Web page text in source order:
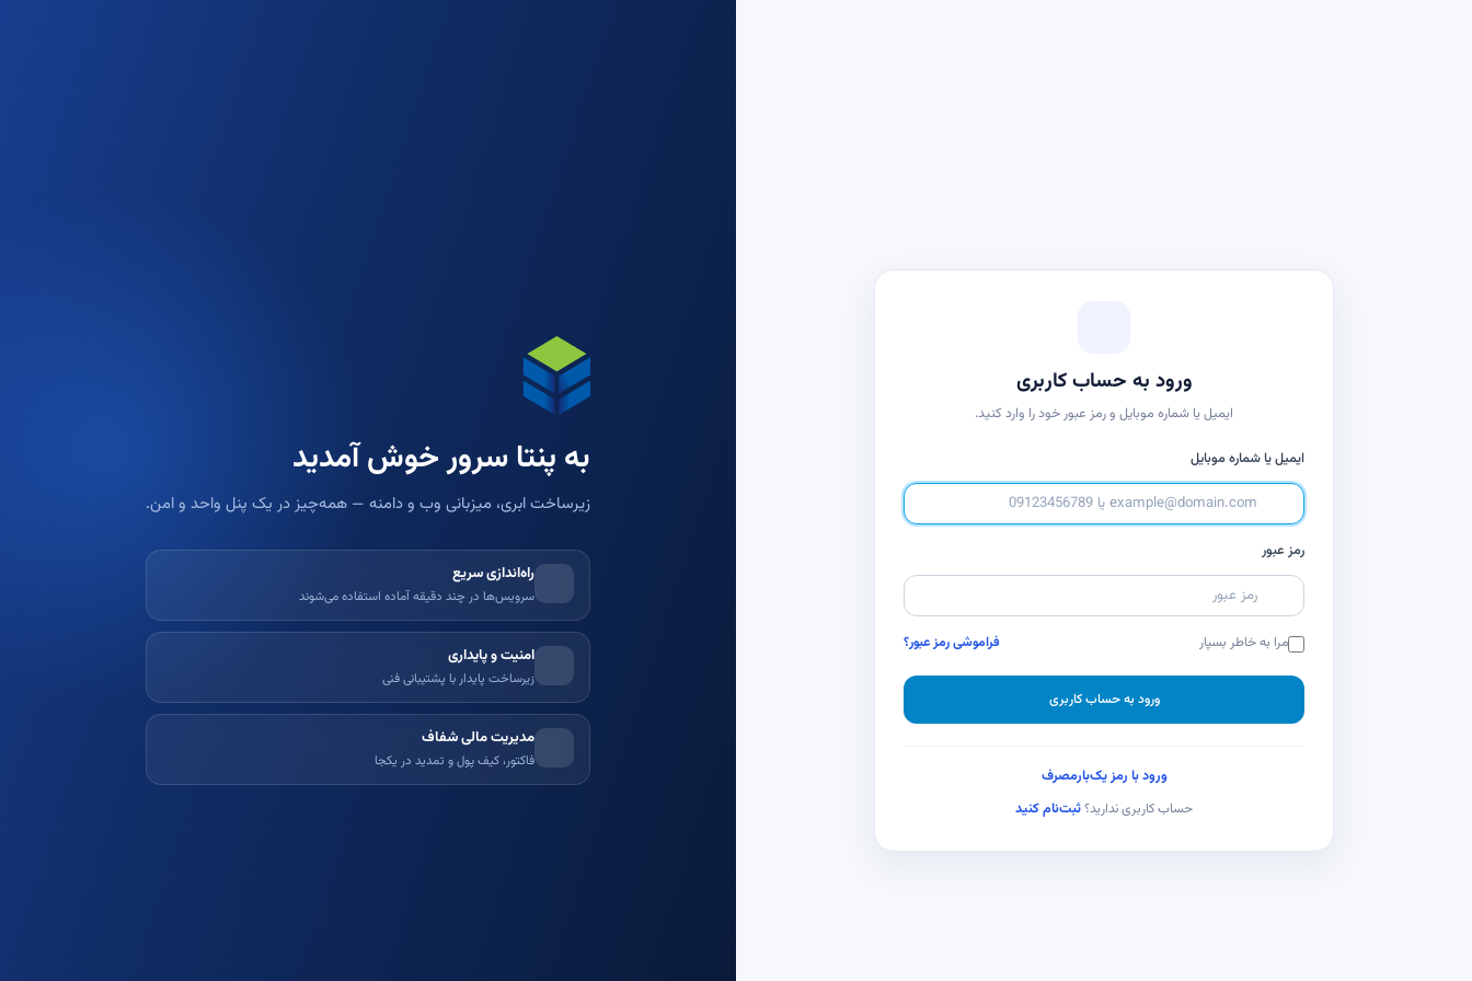
ورود به حساب کاربری
ایمیل یا شماره موبایل و رمز عبور خود را وارد کنید.
ایمیل یا شماره موبایل
رمز عبور
مرا به خاطر بسپار فراموشی رمز عبور؟
ورود به حساب کاربری
ورود با رمز یک‌بارمصرف
حساب کاربری ندارید؟ثبت‌نام کنید
به پنتا سرور خوش آمدید
زیرساخت ابری، میزبانی وب و دامنه — همه‌چیز در یک پنل واحد و امن.
راه‌اندازی سریع
سرویس‌ها در چند دقیقه آماده استفاده می‌شوند
امنیت و پایداری
زیرساخت پایدار با پشتیبانی فنی
مدیریت مالی شفاف
فاکتور، کیف پول و تمدید در یکجا